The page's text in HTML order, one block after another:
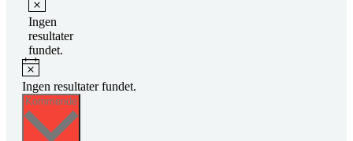
Notice
Ingen
resultater
fundet.
Notice
Ingen resultater fundet.
Kommende Vælg